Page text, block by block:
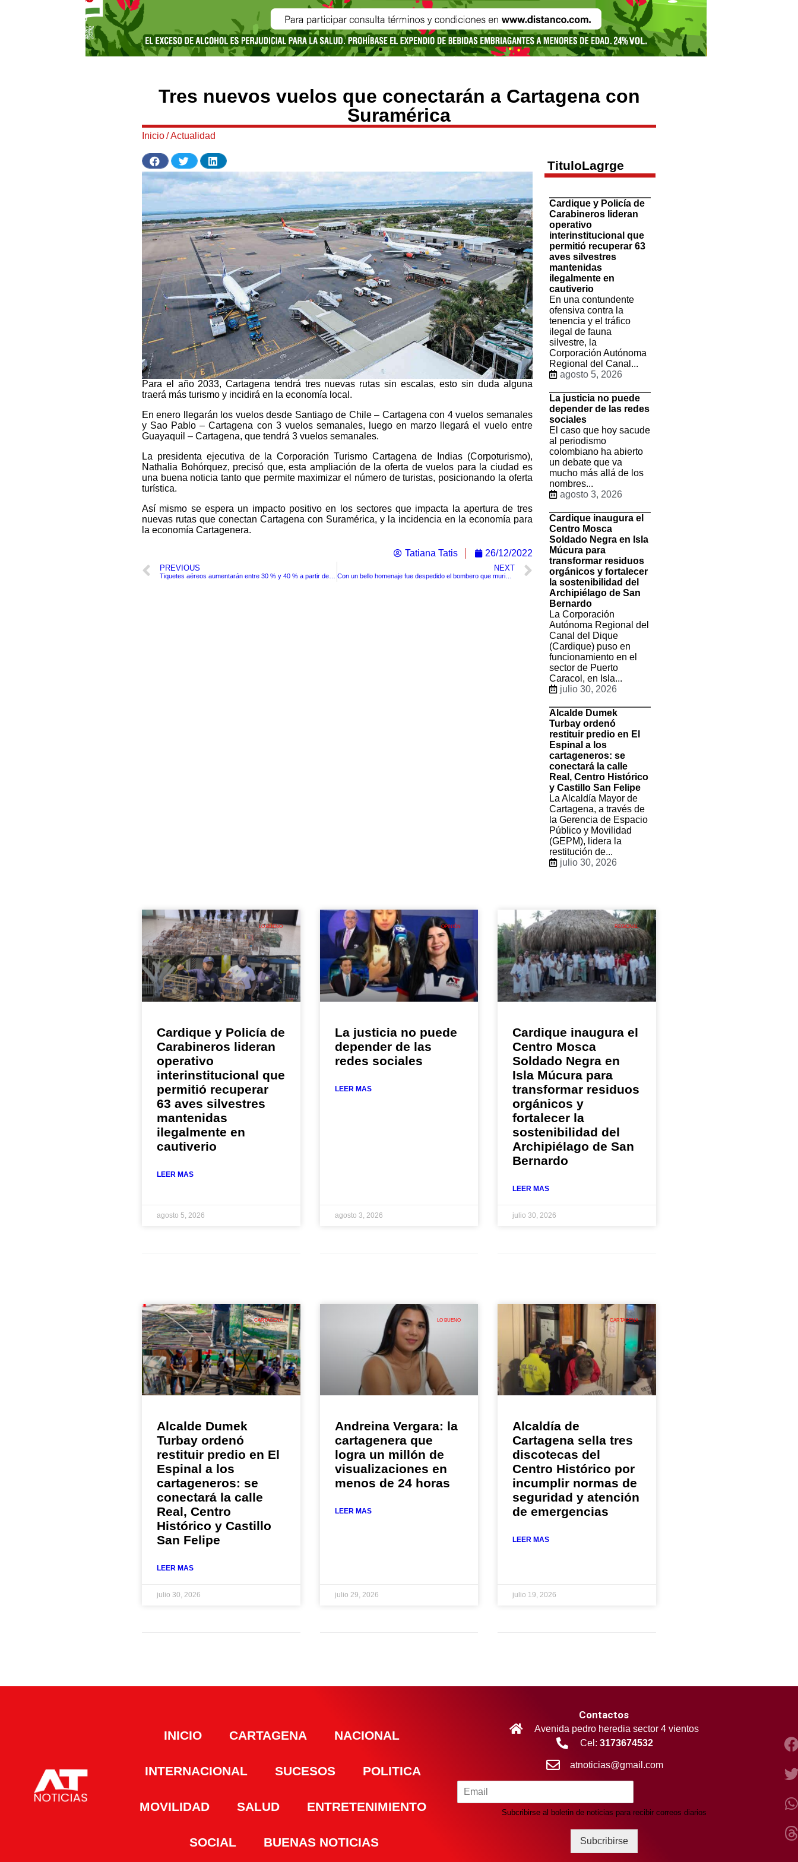
Tres nuevos vuelos que conectarán a Cartagena con
Suramérica
Inicio/Actualidad
Para el año 2033, Cartagena tendrá tres nuevas rutas sin escalas, esto sin duda alguna
traerá más turismo y incidirá en la economía local.
En enero llegarán los vuelos desde Santiago de Chile – Cartagena con 4 vuelos semanales
y Sao Pablo – Cartagena con 3 vuelos semanales, luego en marzo llegará el vuelo entre
Guayaquil – Cartagena, que tendrá 3 vuelos semanales.
La presidenta ejecutiva de la Corporación Turismo Cartagena de Indias (Corpoturismo),
Nathalia Bohórquez, precisó que, esta ampliación de la oferta de vuelos para la ciudad es
una buena noticia tanto que permite maximizar el número de turistas, posicionando la oferta
turística.
Así mismo se espera un impacto positivo en los sectores que impacta la apertura de tres
nuevas rutas que conectan Cartagena con Suramérica, y la incidencia en la economía para
la economía Cartagenera.
Tatiana Tatis 26/12/2022
PREVIOUS NEXT
TituloLagrge
Cardique y Policía de
Carabineros lideran
operativo
interinstitucional que
permitió recuperar 63
aves silvestres
mantenidas
ilegalmente en
cautiverio
En una contundente
ofensiva contra la
tenencia y el tráfico
ilegal de fauna
silvestre, la
Corporación Autónoma
Regional del Canal...
agosto 5, 2026
La justicia no puede
depender de las redes
sociales
El caso que hoy sacude
al periodismo
colombiano ha abierto
un debate que va
mucho más allá de los
nombres...
agosto 3, 2026
Cardique inaugura el
Centro Mosca
Soldado Negra en Isla
Múcura para
transformar residuos
orgánicos y fortalecer
la sostenibilidad del
Archipiélago de San
Bernardo
La Corporación
Autónoma Regional del
Canal del Dique
(Cardique) puso en
funcionamiento en el
sector de Puerto
Caracol, en Isla...
julio 30, 2026
Alcalde Dumek
Turbay ordenó
restituir predio en El
Espinal a los
cartageneros: se
conectará la calle
Real, Centro Histórico
y Castillo San Felipe
La Alcaldía Mayor de
Cartagena, a través de
la Gerencia de Espacio
Público y Movilidad
(GEPM), lidera la
restitución de...
julio 30, 2026
LO BUENO
Cardique y Policía de
Carabineros lideran
operativo
interinstitucional que
permitió recuperar
63 aves silvestres
mantenidas
ilegalmente en
cautiverio
LEER MAS
agosto 5, 2026
OPINIÓN
La justicia no puede
depender de las
redes sociales
LEER MAS
agosto 3, 2026
REGIONAL
Cardique inaugura el
Centro Mosca
Soldado Negra en
Isla Múcura para
transformar residuos
orgánicos y
fortalecer la
sostenibilidad del
Archipiélago de San
Bernardo
LEER MAS
julio 30, 2026
CARTAGENA
Alcalde Dumek
Turbay ordenó
restituir predio en El
Espinal a los
cartageneros: se
conectará la calle
Real, Centro
Histórico y Castillo
San Felipe
LEER MAS
julio 30, 2026
LO BUENO
Andreina Vergara: la
cartagenera que
logra un millón de
visualizaciones en
menos de 24 horas
LEER MAS
julio 29, 2026
CARTAGENA
Alcaldía de
Cartagena sella tres
discotecas del
Centro Histórico por
incumplir normas de
seguridad y atención
de emergencias
LEER MAS
julio 19, 2026
INICIO CARTAGENA NACIONAL
INTERNACIONAL SUCESOS POLITICA
MOVILIDAD SALUD ENTRETENIMIENTO
SOCIAL BUENAS NOTICIAS
Contactos
Avenida pedro heredia sector 4 vientos
Cel:3173674532
atnoticias@gmail.com
Subcribirse al boletin de noticias para recibir correos diarios
Subcribirse